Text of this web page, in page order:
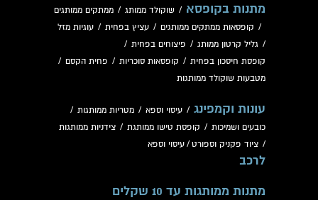
מתנות בקופסא / שוקולד ממותג / ממתקים ממותגים
/ קופסאות ממתקים ממותגים / עציץ בפחית / עוגיות מזל
/ גליל קרטון ממותג / פיצוחים בפחית /
קופסת חיסכון בפחית / קופסאות סוכריות / פחית הקסם /
מטבעות שוקולד ממותגות
עונות וקמפינג / עיסוי וספא / מטריות ממותגות /
כובעים ושמיכות / קופסת טישו ממותגת / צידניות ממותגות
/ ציוד פקניק וספורט / עיסוי וספא
לרכב
מתנות ממותגות עד 10 שקלים